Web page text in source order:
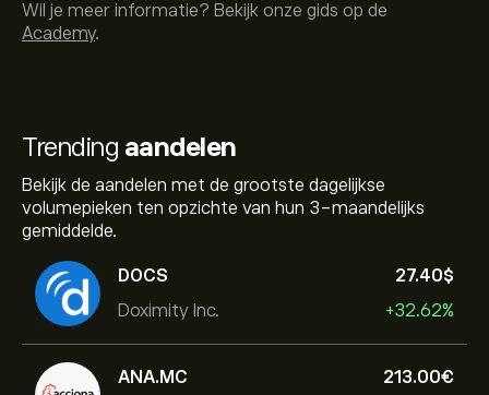
Trending aandelen
Bekijk de aandelen met de grootste dagelijkse
volumepieken ten opzichte van hun 3-maandelijks
gemiddelde.
DOCS
Doximity Inc.
27.40‎$‎
+32.62%
ANA.MC
213.00‎€‎
Wil je meer informatie? Bekijk onze gids op de
Academy.